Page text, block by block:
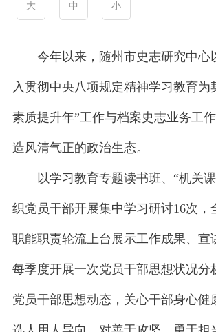
大 中 小
今年以来，随州市史志研究中心
入贯彻中央八项规定精神学习教育为
素质提升年”工作与档案史志业务工
造风清气正的政治生态。
以学习教育专题读书班、“机关课
织党员干部开展集中学习研讨16次，
职能职责轮流上台展示工作成果、宣
每季度开展一次党员干部思想状况分
党员干部思想动态，关心干部身心健